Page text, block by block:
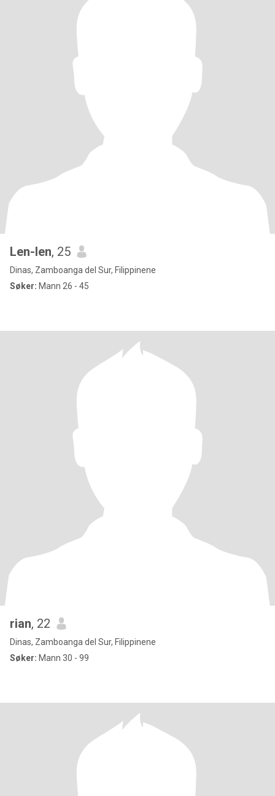
Len-len, 25
Dinas, Zamboanga del Sur, Filippinene
Søker: Mann 26 - 45
rian, 22
Dinas, Zamboanga del Sur, Filippinene
Søker: Mann 30 - 99